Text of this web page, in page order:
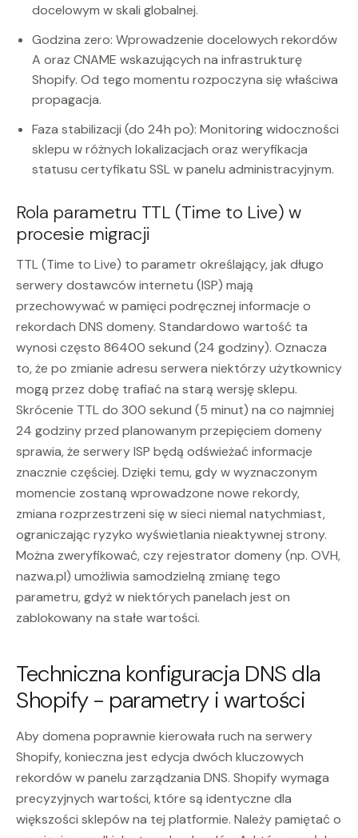
docelowym w skali globalnej.
Godzina zero: Wprowadzenie docelowych rekordów
A oraz CNAME wskazujących na infrastrukturę
Shopify. Od tego momentu rozpoczyna się właściwa
propagacja.
Faza stabilizacji (do 24h po): Monitoring widoczności
sklepu w różnych lokalizacjach oraz weryfikacja
statusu certyfikatu SSL w panelu administracyjnym.
Rola parametru TTL (Time to Live) w
procesie migracji
TTL (Time to Live) to parametr określający, jak długo
serwery dostawców internetu (ISP) mają
przechowywać w pamięci podręcznej informacje o
rekordach DNS domeny. Standardowo wartość ta
wynosi często 86400 sekund (24 godziny). Oznacza
to, że po zmianie adresu serwera niektórzy użytkownicy
mogą przez dobę trafiać na starą wersję sklepu.
Skrócenie TTL do 300 sekund (5 minut) na co najmniej
24 godziny przed planowanym przepięciem domeny
sprawia, że serwery ISP będą odświeżać informacje
znacznie częściej. Dzięki temu, gdy w wyznaczonym
momencie zostaną wprowadzone nowe rekordy,
zmiana rozprzestrzeni się w sieci niemal natychmiast,
ograniczając ryzyko wyświetlania nieaktywnej strony.
Można zweryfikować, czy rejestrator domeny (np. OVH,
nazwa.pl) umożliwia samodzielną zmianę tego
parametru, gdyż w niektórych panelach jest on
zablokowany na stałe wartości.
Techniczna konfiguracja DNS dla
Shopify - parametry i wartości
Aby domena poprawnie kierowała ruch na serwery
Shopify, konieczna jest edycja dwóch kluczowych
rekordów w panelu zarządzania DNS. Shopify wymaga
precyzyjnych wartości, które są identyczne dla
większości sklepów na tej platformie. Należy pamiętać o